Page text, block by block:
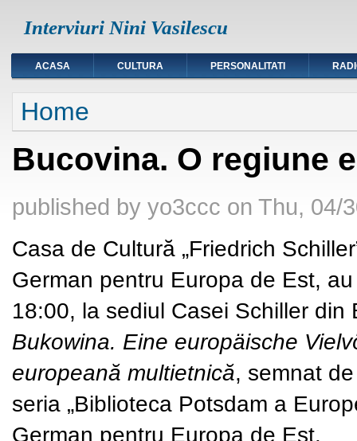
Interviuri Nini Vasilescu
ACASA CULTURA PERSONALITATI
You are here
Home
Bucovina. O regiune
published by yo3ccc on Thu, 04/
Casa de Cultură „Friedrich
German pentru Europa de Est,
18:00, la sediul Casei Schiller
Bukowina. Eine europäische
europeană multietnică, semnat
seria „Biblioteca Potsdam a
German pentru Europa de Est.